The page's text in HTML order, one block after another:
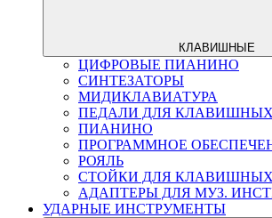
КЛАВИШНЫЕ
ЦИФРОВЫЕ ПИАНИНО
СИНТЕЗАТОРЫ
МИДИКЛАВИАТУРА
ПЕДАЛИ ДЛЯ КЛАВИШНЫХ
ПИАНИНО
ПРОГРАММНОЕ
РОЯЛЬ
СТОЙКИ ДЛЯ КЛАВИШНЫХ
АДАПТЕРЫ ДЛЯ МУЗ.
УДАРНЫЕ ИНСТРУМЕНТЫ